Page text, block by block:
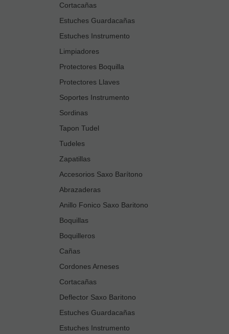
Cortacañas
Estuches Guardacañas
Estuches Instrumento
Limpiadores
Protectores Boquilla
Protectores Llaves
Soportes Instrumento
Sordinas
Tapon Tudel
Tudeles
Zapatillas
Accesorios Saxo Barítono
Abrazaderas
Anillo Fonico Saxo Baritono
Boquillas
Boquilleros
Cañas
Cordones Arneses
Cortacañas
Deflector Saxo Baritono
Estuches Guardacañas
Estuches Instrumento